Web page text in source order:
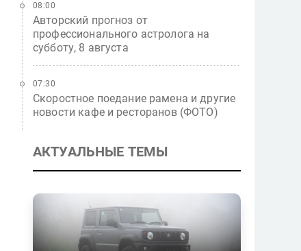
Авторский прогноз от
профессионального астролога на
субботу, 8 августа
08:00
Скоростное поедание рамена и другие
новости кафе и ресторанов (ФОТО)
07:30
АКТУАЛЬНЫЕ ТЕМЫ